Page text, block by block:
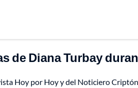
de Diana Turbay
Hoy por Hoy y del Noticiero